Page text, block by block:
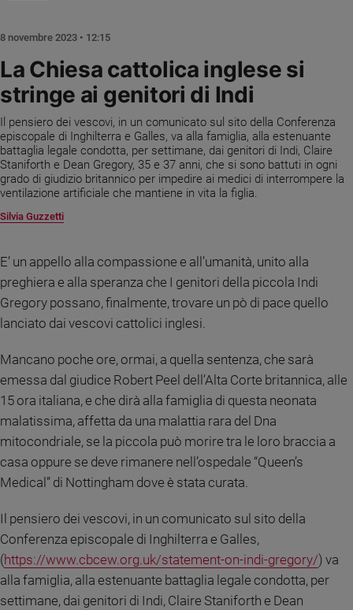
Fede
e
spiritualità
Devozione
e
fede
Parola
giorno
del
giorno
Società
e
Ambiente
e
Creato
Volontariato
Diritti
Aziende
valore
settimana
Migranti
Diversità
e
La Chiesa cattolica inglese si
stringe ai genitori di Indi
Il pensiero dei vescovi, in un comunicato sul sito della Conferenza
episcopale di Inghilterra e Galles, va alla famiglia, alla estenuante
battaglia legale condotta, per settimane, dai genitori di Indi, Claire
Staniforth e Dean Gregory, 35 e 37 anni, che si sono battuti in ogni
grado di giudizio britannico per impedire ai medici di interrompere la
ventilazione artificiale che mantiene in vita la figlia.
Silvia Guzzetti
8 novembre 2023 • 12:15
E’ un appello alla compassione e all’umanità, unito alla
preghiera e alla speranza che I genitori della piccola Indi
Gregory possano, finalmente, trovare un pò di pace quello
lanciato dai vescovi cattolici inglesi.
Mancano poche ore, ormai, a quella sentenza, che sarà
emessa dal giudice Robert Peel dell’Alta Corte britannica, alle
15 ora italiana, e che dirà alla famiglia di questa neonata
malatissima, affetta da una malattia rara del Dna
mitocondriale, se la piccola può morire tra le loro braccia a
casa oppure se deve rimanere nell’ospedale “Queen’s
Medical” di Nottingham dove è stata curata.
Il pensiero dei vescovi, in un comunicato sul sito della
Conferenza episcopale di Inghilterra e Galles,
(https://www.cbcew.org.uk/statement-on-indi-gregory/) va
alla famiglia, alla estenuante battaglia legale condotta, per
settimane, dai genitori di Indi, Claire Staniforth e Dean